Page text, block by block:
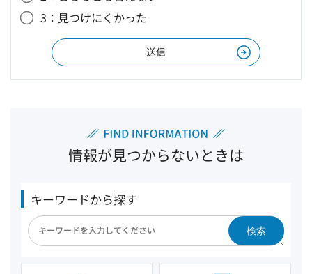
3：見つけにくかった
情報が見つからないときは
キーワードから探す
検索